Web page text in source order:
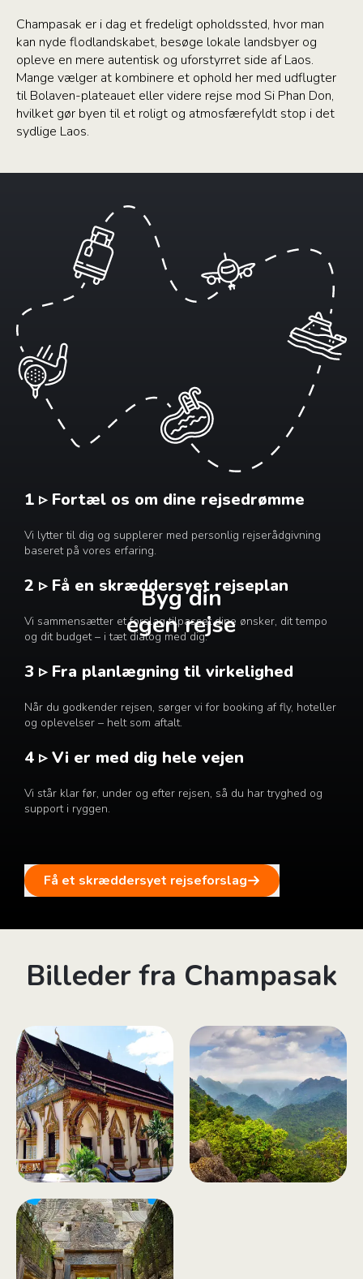
Champasak er i dag et fredeligt opholdssted, hvor man
kan nyde flodlandskabet, besøge lokale landsbyer og
opleve en mere autentisk og uforstyrret side af Laos.
Mange vælger at kombinere et ophold her med udflugter
til Bolaven-plateauet eller videre rejse mod Si Phan Don,
hvilket gør byen til et roligt og atmosfærefyldt stop i det
sydlige Laos.
Byg din
egen rejse
1 ▹ Fortæl os om dine rejsedrømme
Vi lytter til dig og supplerer med personlig rejserådgivning
baseret på vores erfaring.
2 ▹ Få en skræddersyet rejseplan
Vi sammensætter et forslag tilpasset dine ønsker, dit tempo
og dit budget – i tæt dialog med dig.
3 ▹ Fra planlægning til virkelighed
Når du godkender rejsen, sørger vi for booking af fly, hoteller
og oplevelser – helt som aftalt.
4 ▹ Vi er med dig hele vejen
Vi står klar før, under og efter rejsen, så du har tryghed og
support i ryggen.
Få et skræddersyet rejseforslag
Billeder fra Champasak